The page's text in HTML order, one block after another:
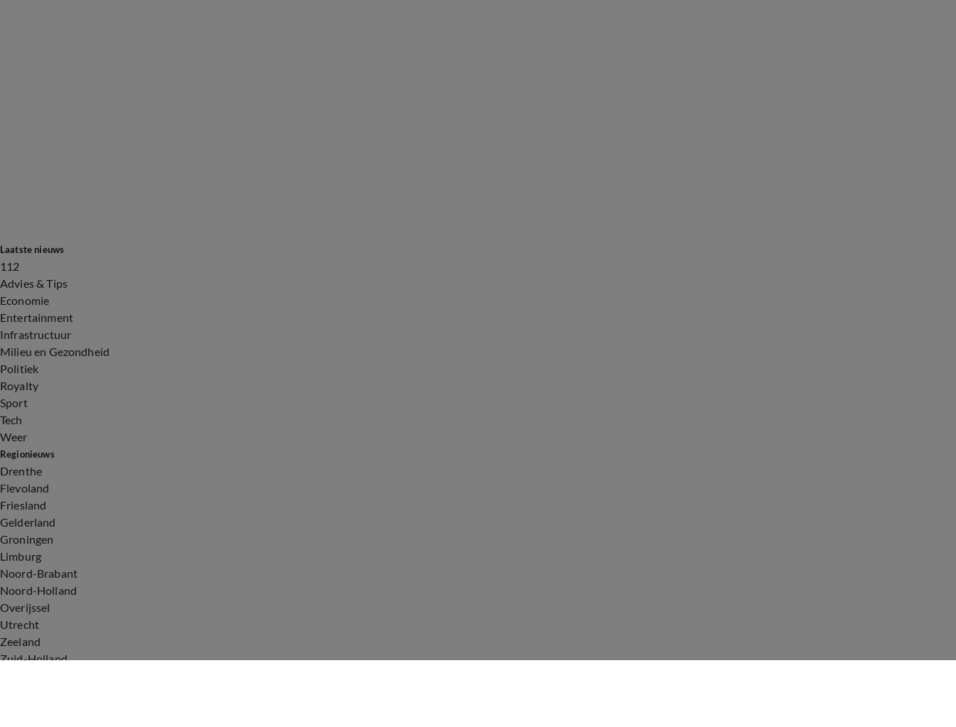
Laatste nieuws
112
Advies & Tips
Economie
Entertainment
Infrastructuur
Milieu en Gezondheid
Politiek
Royalty
Sport
Tech
Weer
Regionieuws
Drenthe
Flevoland
Friesland
Gelderland
Groningen
Limburg
Noord-Brabant
Noord-Holland
Overijssel
Utrecht
Zeeland
Zuid-Holland